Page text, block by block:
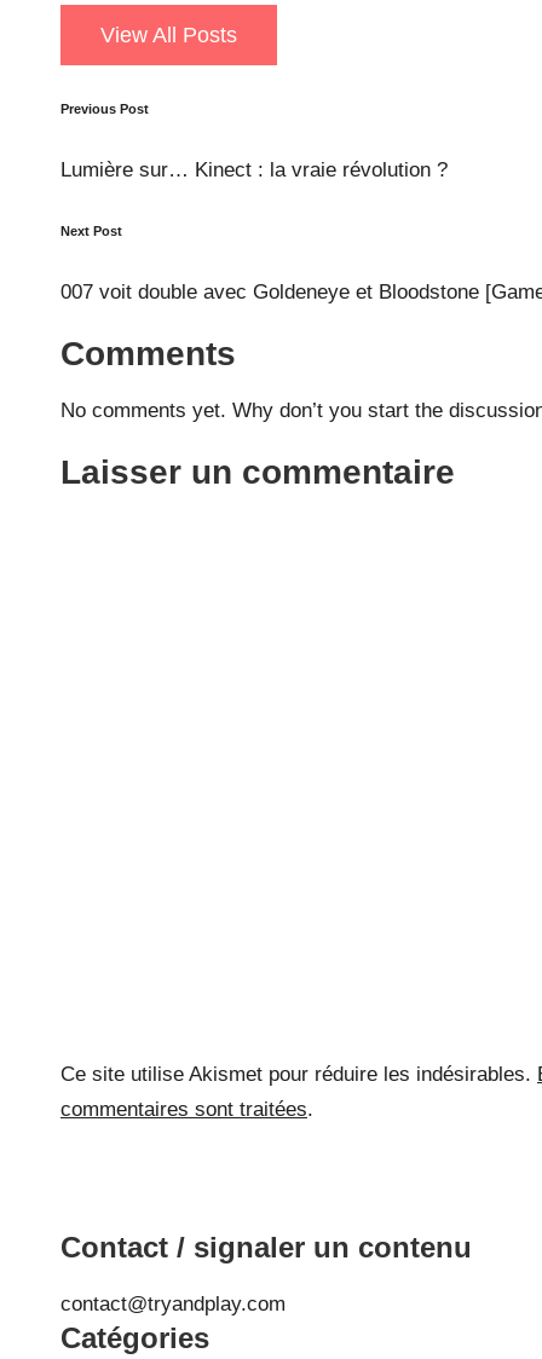
View All Posts
Post
navigation
Previous Post
Lumière sur… Kinect : la vraie révolution ?
Next Post
007 voit double avec Goldeneye et Bloodstone
Comments
No comments yet. Why don’t you start the
Laisser un commentaire
Ce site utilise Akismet pour réduire les indésirables.
commentaires sont traitées.
Contact / signaler un contenu
contact@tryandplay.com
Catégories